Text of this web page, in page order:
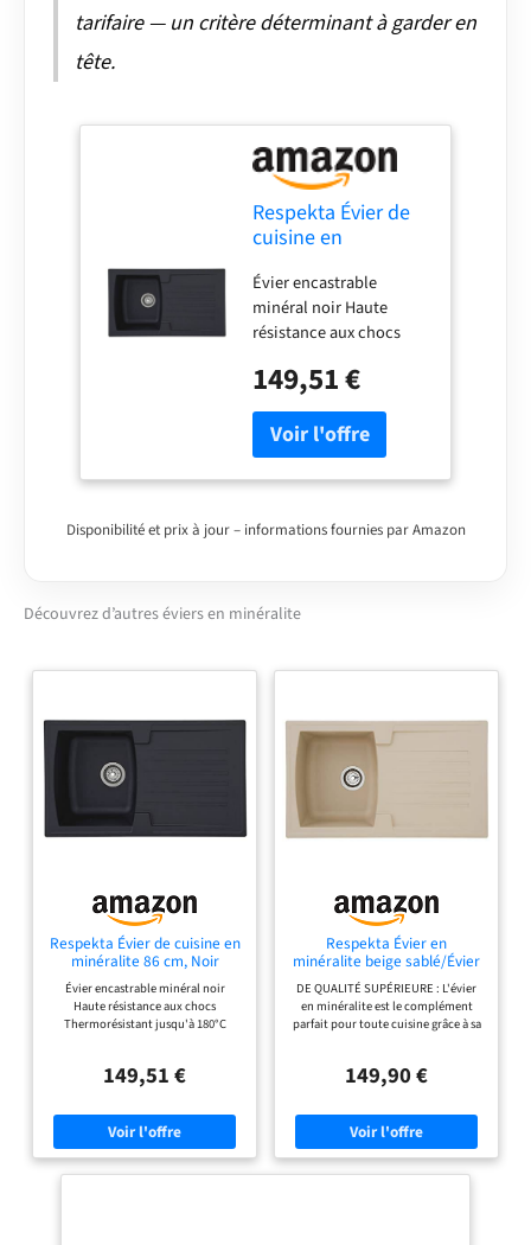
tarifaire — un critère déterminant à garder en
tête.
Respekta Évier de
cuisine en
Noir
BOSTON86X50S
Évier encastrable
minéral noir Haute
résistance aux chocs
jusqu'à 180°C Résistant
aux UV Haute résistance
aux produits chimiques
agressifs, haute
résistance aux chocs
pierre naturelle > 60 % ||
avec panier-filtre 90mm
149,51 €
Disponibilité et prix à jour – informations fournies par Amazon
Découvrez d’autres éviers en minéralite
Respekta Évier de cuisine en
minéralite 86 cm, Noir
BOSTON86X50S
Évier encastrable minéral noir
Haute résistance aux chocs
Thermorésistant jusqu'à 180°C
haute résistance aux chocs
naturelle > 60 % || réciproquement
installable || Vidanges avec panier-
filtre 90mm
149,51 €
Respekta Évier en
minéralite beige sablé/Évier
encastrable 1 bac de 86 x 50
cm/adapté aux meubles bas
de 45 cm de large
DE QUALITÉ SUPÉRIEURE : L'évier
en minéralite est le complément
parfait pour toute cuisine grâce à sa
86 x 50, il s'intègre de manière
cuisine en minéral ont une longue
durée de vie et résistent à des
températures allant jusqu'à 180 °C.
Le matériau de l'évier, facile à
149,90 €